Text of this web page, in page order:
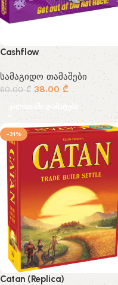
Cashflow
სამაგიდო თამაშები
60.00₾ 38.00 ₾
კალათაში დამატება
-31%
Catan (Replica)